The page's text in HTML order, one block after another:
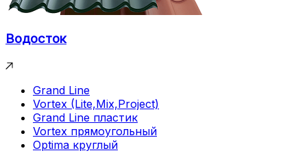
Водосток
Grand Line
Vortex (Lite,Mix,Project)
Grand Line пластик
Vortex прямоугольный
Optima круглый